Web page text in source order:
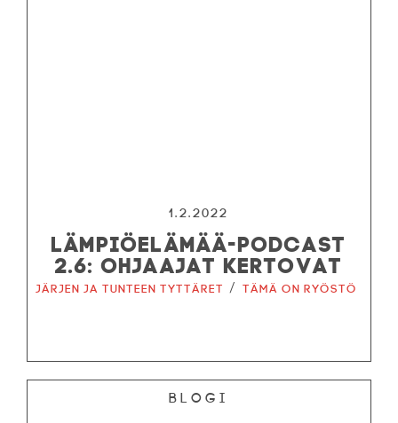
1.2.2022
LÄMPIÖELÄMÄÄ-PODCAST
2.6: OHJAAJAT KERTOVAT
Järjen ja tunteen tyttäret / Tämä on ryöstö
Blogi